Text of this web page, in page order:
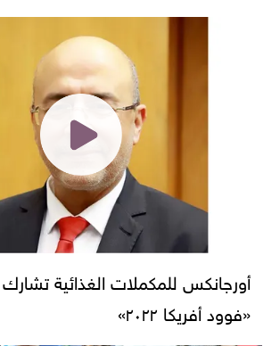
أورجانكس للمكملات الغذائية
«فوود أفريكا ٢٠٢٢»